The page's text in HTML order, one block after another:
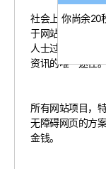
你尚余20
社会上的每个人
于网站来说，这
人士过更正常的
资讯的唯一途径
所有网站项目，
无障碍网页的方
金钱。